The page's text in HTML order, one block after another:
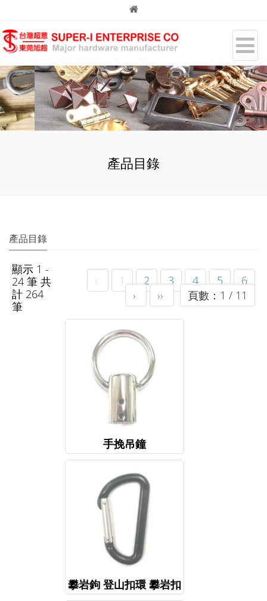
產品目錄
產品目錄
顯示 1 -
24 筆 共
計 264
筆
‹ 1 2 3 4 5
6
›
›› 頁數：1 / 11
手挽吊鐘
攀岩鉤 登山扣環 攀岩扣